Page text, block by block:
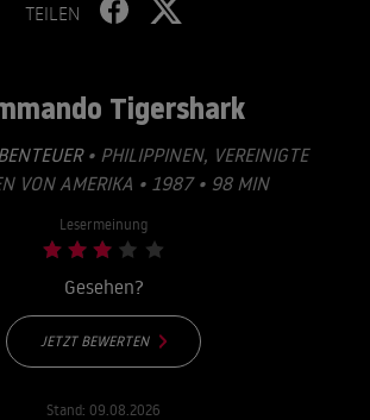
TEILEN
Tigershark
• PHILIPPINEN, VEREINIGTE
VON AMERIKA • 1987 • 98 MIN
Lesermeinung
Gesehen?
JETZT BEWERTEN
Stand: 09.08.2026